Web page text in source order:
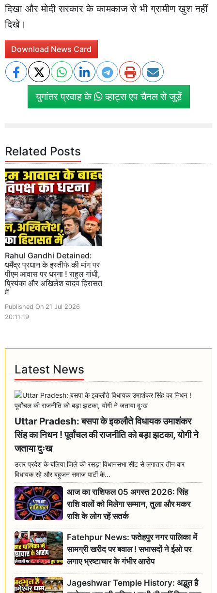
दिखा और मोदी सरकार के कामकाज से भी ग्रामीण खुश नहीं
दिखे।
Download News Card
युगांतर प्रवाह के व्हाट्स एप चैनल से जुड़ें
Related Posts
Rahul Gandhi Detained:
धर्मेंद्र प्रधान के इस्तीफे की मांग पर
पीएम आवास पर धरना ! राहुल गांधी,
प्रियंका और अखिलेश यादव हिरासत
में
Published On 21 Jul 2026
20:11:19
Latest News
Uttar Pradesh: बसपा के इकलौते विधायक उमाशंकर
सिंह का निधन ! पूर्वांचल की राजनीति को बड़ा झटका, योगी ने
जताया दुःख
उत्तर प्रदेश के बलिया जिले की रसड़ा विधानसभा सीट से लगातार तीन बार
विधायक रहे और बहुजन समाज पार्टी के...
आज का राशिफल 05 अगस्त 2026: सिंह
राशि वालों को मिलेगा सम्मान, तुला और मकर
राशि के लोग रहें सतर्क
Fatehpur News: फतेहपुर नगर पालिका में
सामग्री खरीद पर बवाल ! सभासदों ने ईओ पर
लगाए भ्रष्टाचार के गंभीर आरोप
Jageshwar Temple History: अद्भुत है